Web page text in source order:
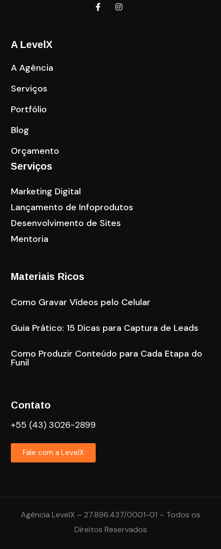
A LevelX
A Agência
Serviços
Portfólio
Blog
Orçamento
Serviços
Marketing Digital
Lançamento de Infoprodutos
Desenvolvimento de Sites
Mentoria
Materiais Ricos
Como Gravar Vídeos pelo Celular
Guia Prático: 15 Dicas para Captura de Leads
Como Produzir Conteúdo para Cada Etapa do
Funil
Contato
+55 (43) 3026-2899
Fale com a LevelX
Agência LevelX – 27.896.437/0001-01 – Todos os
Direitos Reservados